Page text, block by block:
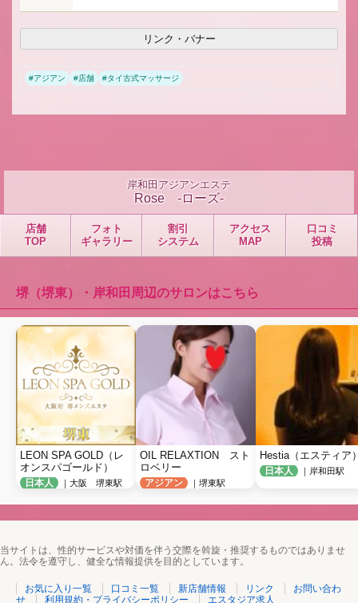
リンク・バナー
#アジアン #店舗 #タイ古式マッサージ
岸和田アジアンエステ
Rose -ローズ-
店舗
TOP
フォト
ギャラリー
割引
システム
アクセス
MAP
口コミ
投稿
堺（堺東）・岸和田周辺のサロンはこちら
LEON SPA GOLD（レ
オンスパゴールド）
日本人 ｜大阪 堺東駅
OIL RELAXTION　スト
ロベリー
アジアン ｜堺東駅
Hestia（エスティア
日本人 ｜岸和田駅
当サイトは、性的サービスや対価を伴う交際を斡旋・推奨するものではありませ
ん。法令を遵守し、健全な情報提供を目的としています。
お気に入り一覧 口コミ一覧 新店舗情報 リンク
お問い合わ
せ
利用規約・プライバシーポリシー エスタジア求人